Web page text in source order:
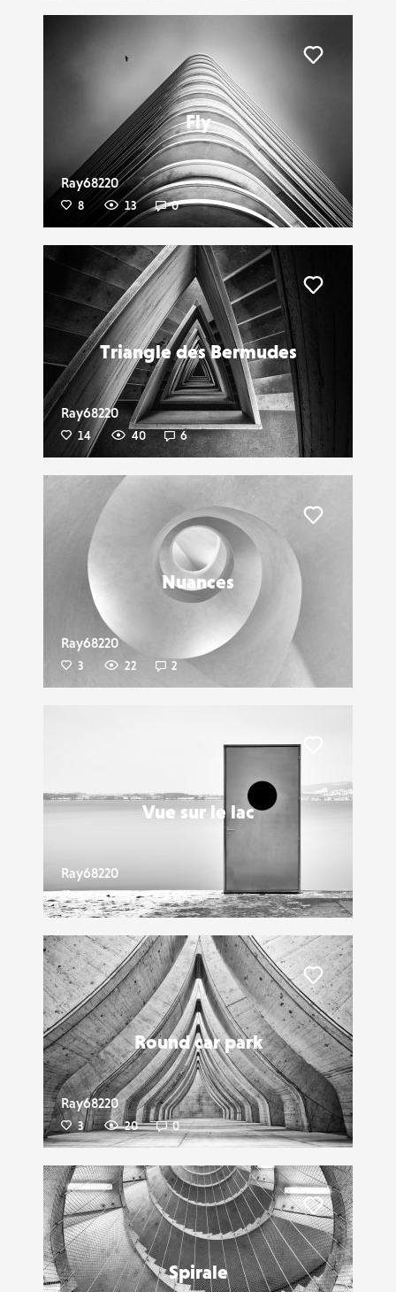
Fly
Ray68220
8 13 0
Triangle des Bermudes
Ray68220
14 40 6
Nuances
Ray68220
3 22 2
Vue sur le lac
Ray68220
5 19 0
Round car park
Ray68220
3 20 0
Liker
Spirale
Liker